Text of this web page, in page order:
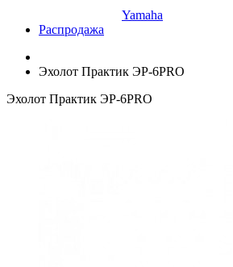
Yamaha
Распродажа
Эхолот Практик ЭР-6PRO
Эхолот Практик ЭР-6PRO